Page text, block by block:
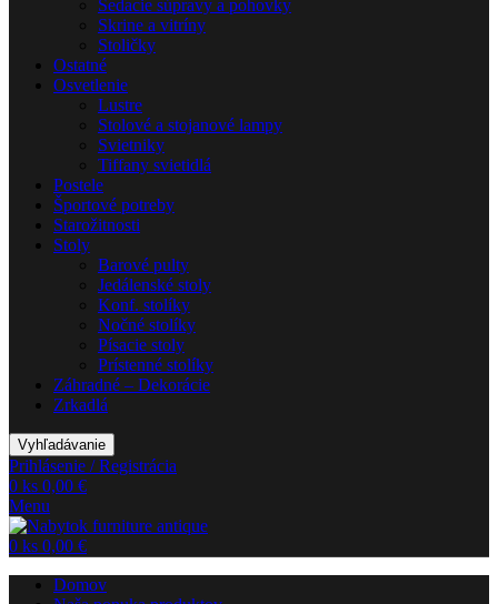
Sedacie súpravy a pohovky
Skrine a vitríny
Stoličky
Ostatné
Osvetlenie
Lustre
Stolové a stojanové lampy
Svietniky
Tiffany svietidlá
Postele
Športové potreby
Starožitnosti
Stoly
Barové pulty
Jedálenské stoly
Konf. stolíky
Nočné stolíky
Písacie stoly
Prístenné stolíky
Záhradné – Dekorácie
Zrkadlá
Vyhľadávanie
Prihlásenie / Registrácia
0 ks 0,00 €
Menu
0 ks 0,00 €
Domov